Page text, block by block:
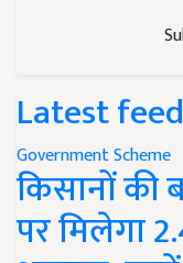
Latest
Government Scheme
किसानों की
पर मिलेगा